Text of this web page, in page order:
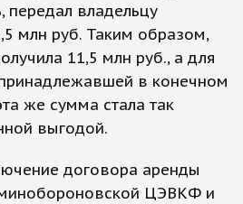
передал владельцу
млн руб. Таким образом,
11,5 млн руб., а для
в конечном
же сумма стала так
выгодой.
договора аренды
ЦЭВКФ и